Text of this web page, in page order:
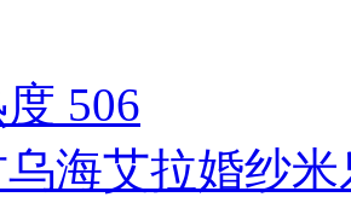
506
海艾拉婚纱